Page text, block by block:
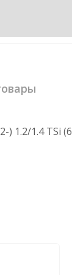
1.2/1.4 TSi